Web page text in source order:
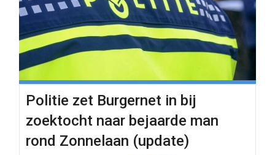
Politie zet Burgernet in bij
zoektocht naar bejaarde man
rond Zonnelaan (update)